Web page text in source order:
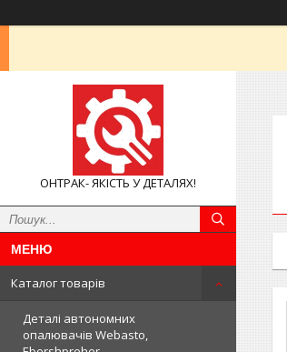
ОНТРАК- ЯКІСТЬ У ДЕТАЛЯХ!
Каталог товарів
Деталі автономних
опалювачів Webasto,